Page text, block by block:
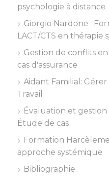
psychologie à distance
Giorgio Nardone :
LACT/CTS en
Gestion de conflits
cas d'assurance
Aidant Familial:
Travail
Évaluation et
Étude de cas
Formation
approche systémique
Bibliographie